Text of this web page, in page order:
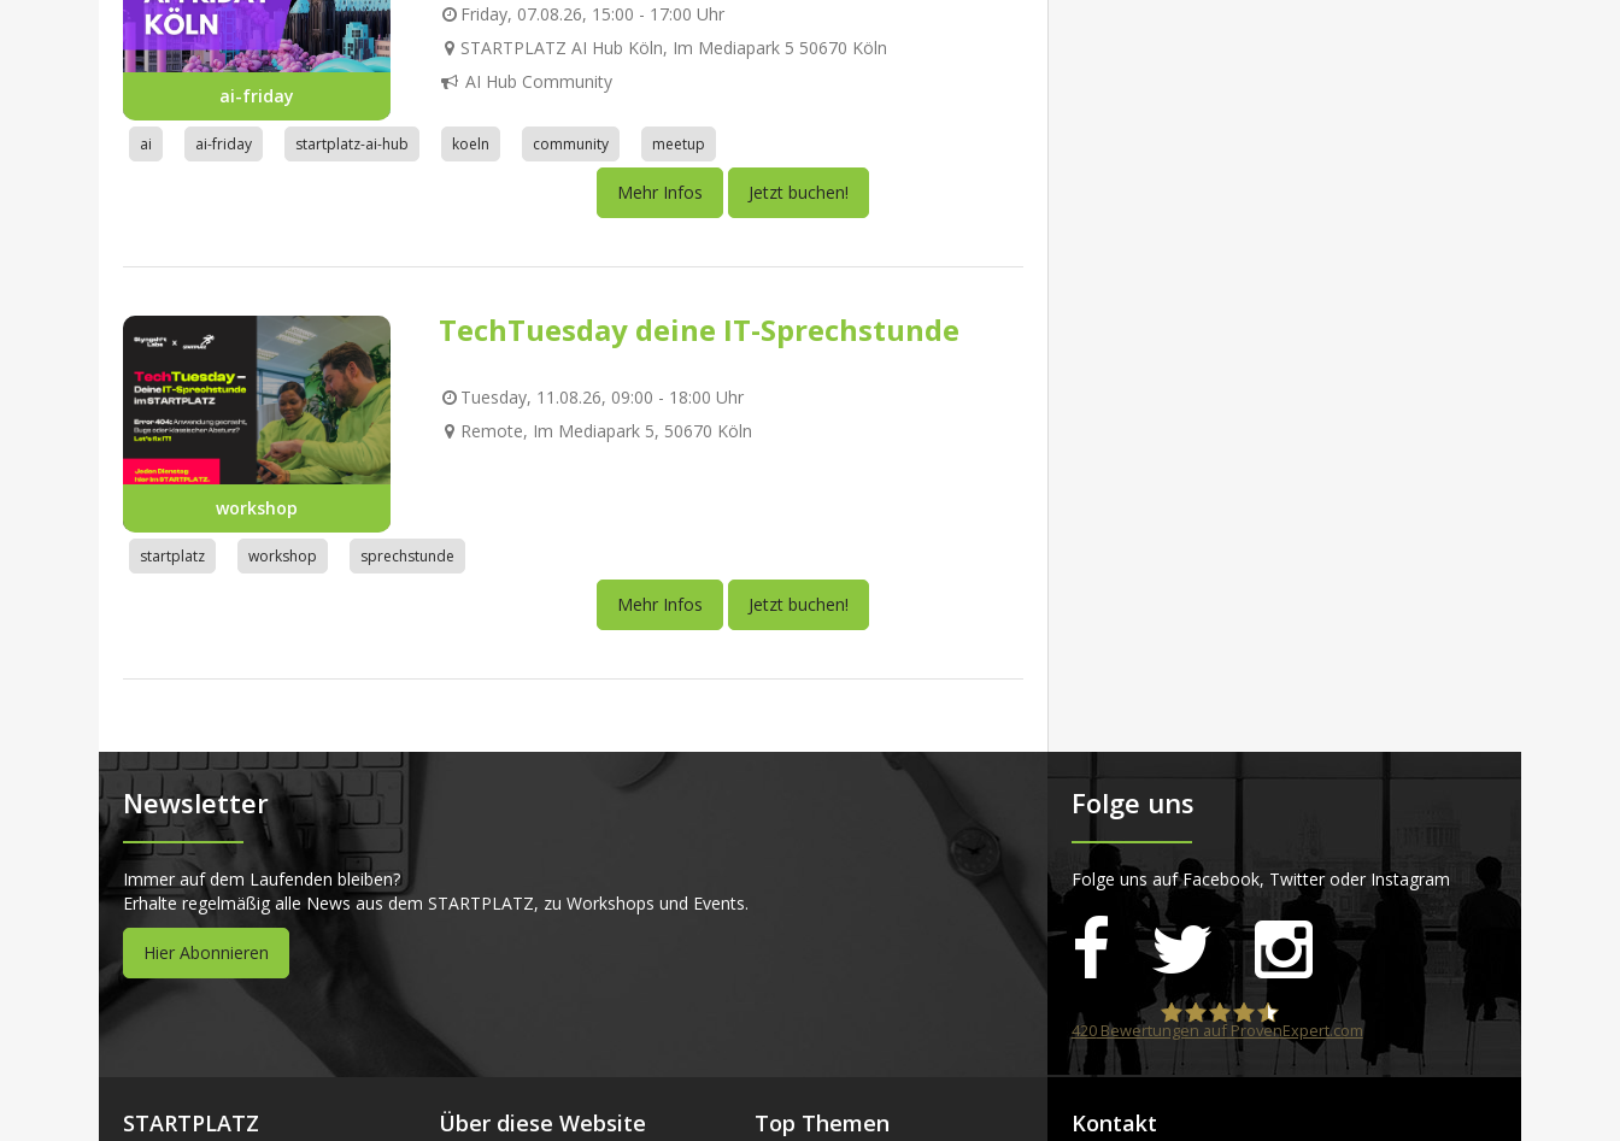
ai-friday
Friday, 07.08.26, 15:00 - 17:00 Uhr
STARTPLATZ AI Hub Köln, Im Mediapark 5 50670 Köln
AI Hub Community
ai ai-friday startplatz-ai-hub koeln community meetup
Mehr Infos Jetzt buchen!
workshop
TechTuesday deine IT-Sprechstunde
Tuesday, 11.08.26, 09:00 - 18:00 Uhr
Remote, Im Mediapark 5, 50670 Köln
startplatz workshop sprechstunde
Mehr Infos Jetzt buchen!
Newsletter
Immer auf dem Laufenden bleiben?
Erhalte regelmäßig alle News aus dem STARTPLATZ, zu Workshops und Events.
Hier Abonnieren
Folge uns
Folge uns auf Facebook, Twitter oder Instagram
STARTPLATZ
420Bewertungen auf ProvenExpert.com
STARTPLATZ Über diese Website Top Themen Kontakt